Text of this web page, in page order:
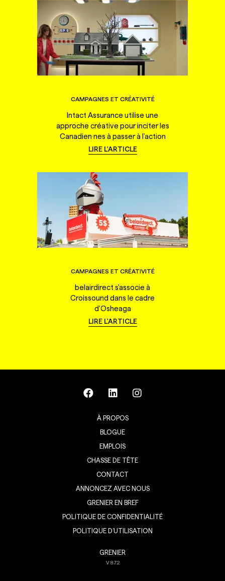
CAMPAGNES ET CRÉATIVITÉ
Intact Assurance utilise une
approche créative pour inciter les
Canadien·nes à passer à l'action
LIRE L'ARTICLE
CAMPAGNES ET CRÉATIVITÉ
belairdirect s'associe à
Croissound dans le cadre
d'Osheaga
LIRE L'ARTICLE
À PROPOS
BLOGUE
EMPLOIS
CHASSE DE TÊTE
CONTACT
ANNONCEZ AVEC NOUS
GRENIER EN BREF
POLITIQUE DE CONFIDENTIALITÉ
POLITIQUE D’UTILISATION
GRENIER
V8.7.2